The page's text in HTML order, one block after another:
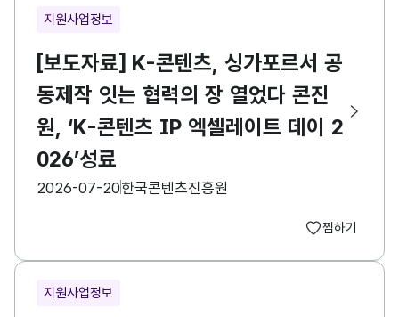
지원사업정보
[보도자료] K-콘텐츠, 싱가포르서 공
동제작 잇는 협력의 장 열었다 콘진
원, ‘K-콘텐츠 IP 엑셀레이트 데이 2
026’성료
등록일
2026-07-20수집기관한국콘텐츠진흥원
찜하기
지원사업정보